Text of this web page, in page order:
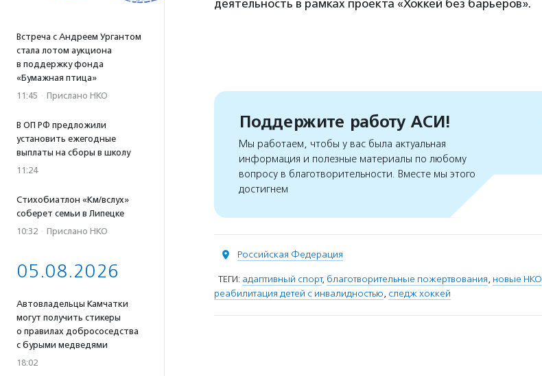
Встреча с Андреем Ургантом
стала лотом аукциона
в поддержку фонда
«Бумажная птица»
11:45 · Прислано НКО
В ОП РФ предложили
установить ежегодные
выплаты на сборы в школу
11:24
Стихобиатлон «Км/вслух»
соберет семьи в Липецке
10:32 · Прислано НКО
05.08.2026
Автовладельцы Камчатки
могут получить стикеры
о правилах добрососедства
с бурыми медведями
18:02
деятельность в рамках проекта «Хоккей без барьеров».
Поддержите работу АСИ!
Мы работаем, чтобы у вас была актуальная
информация и полезные материалы по любому
вопросу в благотворительности. Вместе мы этого
достигнем
Российская Федерация
ТЕГИ: адаптивный спорт, благотворительные пожертвования, новые НКО
реабилитация детей с инвалидностью, следж хоккей